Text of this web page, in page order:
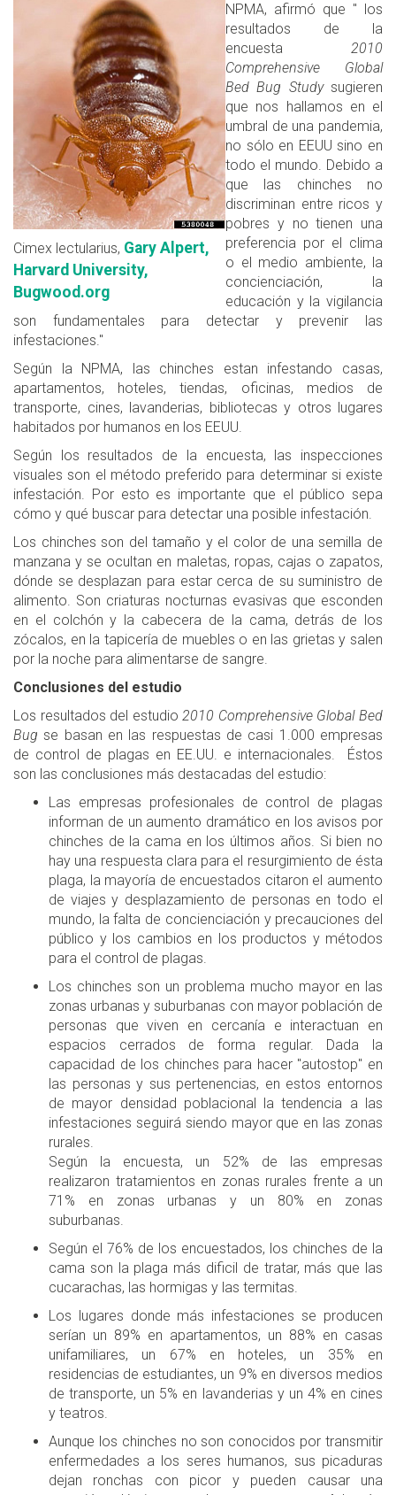
Cimex lectularius, Gary Alpert,
Harvard University,
Bugwood.org
NPMA, afirmó que " los
resultados de la
encuesta 2010
Comprehensive Global
Bed Bug Study sugieren
que nos hallamos en el
umbral de una pandemia,
no sólo en EEUU sino en
todo el mundo. Debido a
que las chinches no
discriminan entre ricos y
pobres y no tienen una
preferencia por el clima
o el medio ambiente, la
concienciación, la
educación y la vigilancia
son fundamentales para detectar y prevenir las
infestaciones."
Según la NPMA, las chinches estan infestando casas,
apartamentos, hoteles, tiendas, oficinas, medios de
transporte, cines, lavanderias, bibliotecas y otros lugares
habitados por humanos en los EEUU.
Según los resultados de la encuesta, las inspecciones
visuales son el método preferido para determinar si existe
infestación. Por esto es importante que el público sepa
cómo y qué buscar para detectar una posible infestación.
Los chinches son del tamaño y el color de una semilla de
manzana y se ocultan en maletas, ropas, cajas o zapatos,
dónde se desplazan para estar cerca de su suministro de
alimento. Son criaturas nocturnas evasivas que esconden
en el colchón y la cabecera de la cama, detrás de los
zócalos, en la tapicería de muebles o en las grietas y salen
por la noche para alimentarse de sangre.
Conclusiones del estudio
Los resultados del estudio2010 Comprehensive Global Bed
Bug se basan en las respuestas de casi 1.000 empresas
de control de plagas en EE.UU. e internacionales. Éstos
son las conclusiones más destacadas del estudio:
Las empresas profesionales de control de plagas
informan de un aumento dramático en los avisos por
chinches de la cama en los últimos años. Si bien no
hay una respuesta clara para el resurgimiento de ésta
plaga, la mayoría de encuestados citaron el aumento
de viajes y desplazamiento de personas en todo el
mundo, la falta de concienciación y precauciones del
público y los cambios en los productos y métodos
para el control de plagas.
Los chinches son un problema mucho mayor en las
zonas urbanas y suburbanas con mayor población de
personas que viven en cercanía e interactuan en
espacios cerrados de forma regular. Dada la
capacidad de los chinches para hacer "autostop" en
las personas y sus pertenencias, en estos entornos
de mayor densidad poblacional la tendencia a las
infestaciones seguirá siendo mayor que en las zonas
rurales.
Según la encuesta, un 52% de las empresas
realizaron tratamientos en zonas rurales frente a un
71% en zonas urbanas y un 80% en zonas
suburbanas.
Según el 76% de los encuestados, los chinches de la
cama son la plaga más dificil de tratar, más que las
cucarachas, las hormigas y las termitas.
Los lugares donde más infestaciones se producen
serían un 89% en apartamentos, un 88% en casas
unifamiliares, un 67% en hoteles, un 35% en
residencias de estudiantes, un 9% en diversos medios
de transporte, un 5% en lavanderias y un 4% en cines
y teatros.
Aunque los chinches no son conocidos por transmitir
enfermedades a los seres humanos, sus picaduras
dejan ronchas con picor y pueden causar una